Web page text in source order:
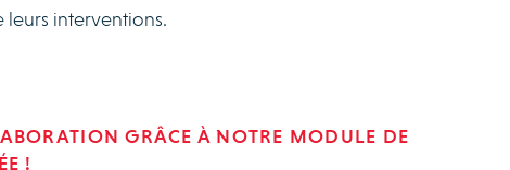
leurs interventions.
GRÂCE À NOTRE MODULE DE
!